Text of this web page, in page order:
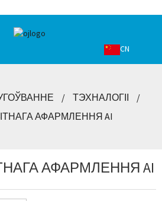
CN
ТЭХНАЛОГІІ
АФАРМЛЕННЯ AI
АФАРМЛЕННЯ AI